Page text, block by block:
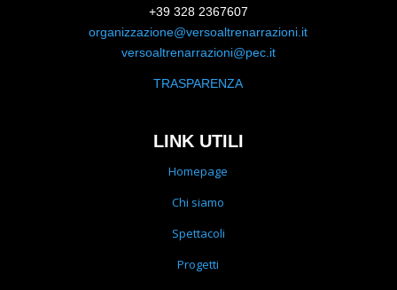
+39 328 2367607
organizzazione@versoaltrenarrazioni.it
versoaltrenarrazioni@pec.it
TRASPARENZA
LINK UTILI
Homepage
Chi siamo
Spettacoli
Progetti